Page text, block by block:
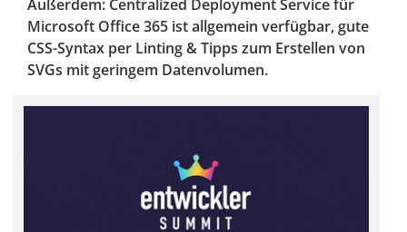
Außerdem: Centralized Deployment Service für
Microsoft Office 365 ist allgemein verfügbar, gute
CSS-Syntax per Linting & Tipps zum Erstellen von
SVGs mit geringem Datenvolumen.